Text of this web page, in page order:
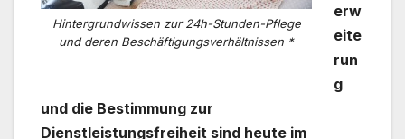
Hintergrundwissen zur 24h-Stunden-Pflege
und deren Beschäftigungsverhältnissen *
erw
eite
run
g
und die Bestimmung zur
Dienstleistungsfreiheit sind heute im